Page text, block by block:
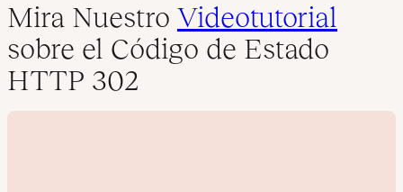
Mira Nuestro Videotutorial
sobre el Código de Estado
HTTP 302